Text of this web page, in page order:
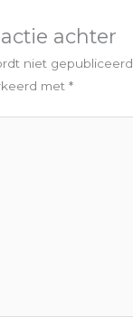
achter
niet gepubliceerd.
met *